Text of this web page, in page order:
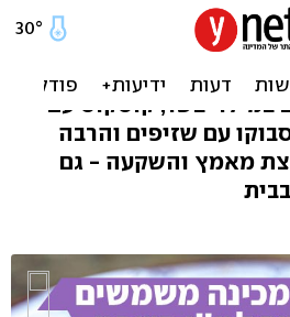
יבשים
שלושה מתכונים
במילוי בשר, קוסקוס עם
עם שזיפים והרבה
מאמץ והשקעה - גם